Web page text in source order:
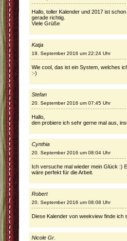
Hallo, toller Kalender und 2017 ist
gerade richtig.
Viele Grüße
Katja
19. September 2016 um 22:24 Uhr
Wie cool, das ist ein System, welches
:-)
Stefan
20. September 2016 um 07:45 Uhr
Hallo,
den probiere ich sehr gerne mal aus,
Cynthia
20. September 2016 um 08:04 Uhr
Ich versuche mal wieder mein Glück :)
wäre perfekt für die Arbeit.
Robert
20. September 2016 um 08:08 Uhr
Diese Kalender von weekview finde ich
Nicole Gr.